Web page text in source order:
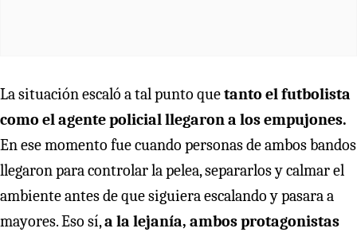
La situación escaló a tal punto quetanto el futbolista
como el agente policial llegaron a los empujones.
En ese momento fue cuando personas de ambos bandos
llegaron para controlar la pelea, separarlos y calmar el
ambiente antes de que siguiera escalando y pasara a
mayores. Eso sí,a la lejanía, ambos protagonistas